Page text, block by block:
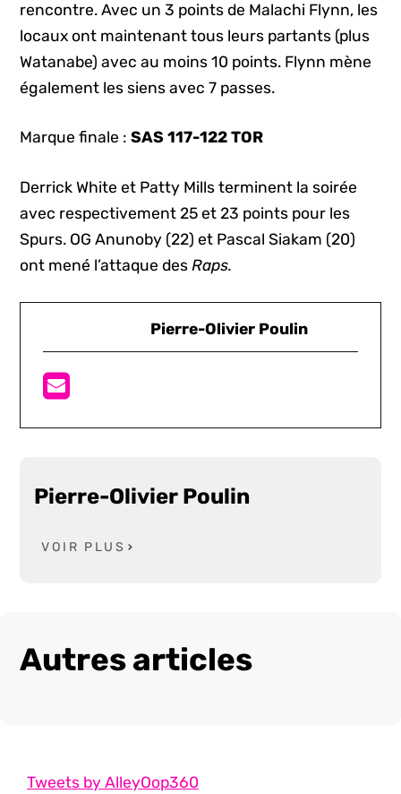
rencontre. Avec un 3 points de Malachi Flynn, les
locaux ont maintenant tous leurs partants (plus
Watanabe) avec au moins 10 points. Flynn mène
également les siens avec 7 passes.
Marque finale :SAS 117-122 TOR
Derrick White et Patty Mills terminent la soirée
avec respectivement 25 et 23 points pour les
Spurs. OG Anunoby (22) et Pascal Siakam (20)
ont mené l’attaque des Raps.
Pierre-Olivier Poulin
Pierre-Olivier Poulin
VOIR PLUS
Autres articles
Tweets by AlleyOop360